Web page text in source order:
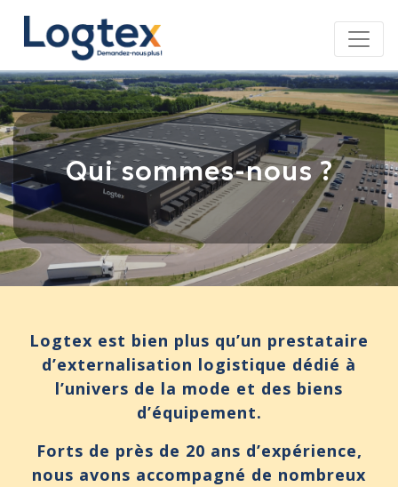
Qui sommes-nous ?
Logtex est bien plus qu’un prestataire
d’externalisation logistique dédié à
l’univers de la mode et des biens
d’équipement.
Forts de près de 20 ans d’expérience,
nous avons accompagné de nombreux
Panneau de gestion des cookies